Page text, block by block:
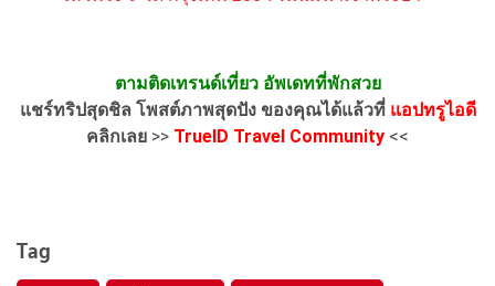
ตามติดเทรนด์เที่ยว อัพเดทที่พักสวย
แชร์ทริปสุดชิล โพสต์ภาพสุดปัง ของคุณได้แล้วที่ แอปทรูไอดี
คลิกเลย >> TrueID Travel Community <<
Tag